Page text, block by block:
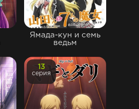
Ямада-кун и семь
ведьм
13
серия